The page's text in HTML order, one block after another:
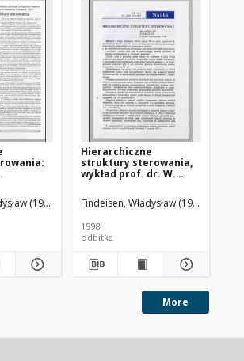
(1926-2023)
Hierarchiczne
struktury sterowania,
wykład prof. dr. W.
przedstawiony podczas
uroczystości nadania
causa Politechniki
Gdańskiej 5 listopada
Findeisen, Władysław (1926-2023)
1998
odbitka
More